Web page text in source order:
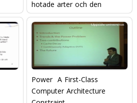
hotade arter och den
svenska vargjakten
Power  A First-Class
Computer Architecture